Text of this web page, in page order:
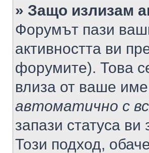
» Защо излизам
Форумът пази
активността ви
форумите). Това
влиза от ваше
автоматично с
запази статуса
Този подход,